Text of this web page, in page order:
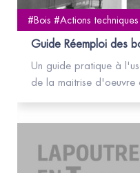
#Bois #Actions
Guide Réemploi des
Un guide pratique à
de la maitrise d'oeuvre